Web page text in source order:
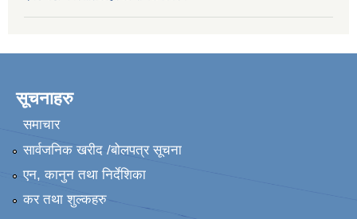
सूचनाहरु
समाचार
सार्वजनिक खरीद /बोलपत्र सूचना
एन, कानुन तथा निर्देशिका
कर तथा शुल्कहरु